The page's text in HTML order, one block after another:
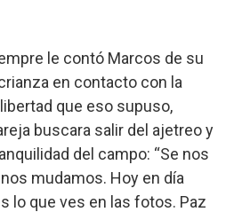
le contó Marcos de su
en contacto con la
que eso supuso,
buscara salir del ajetreo y
del campo: “Se nos
mudamos. Hoy en día
lo que ves en las fotos. Paz